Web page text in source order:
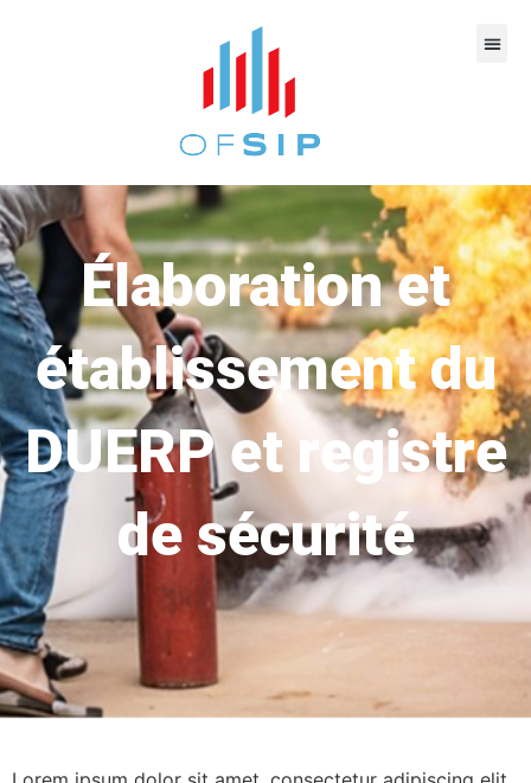
Élaboration et
établissement du
DUERP et registre
de sécurité